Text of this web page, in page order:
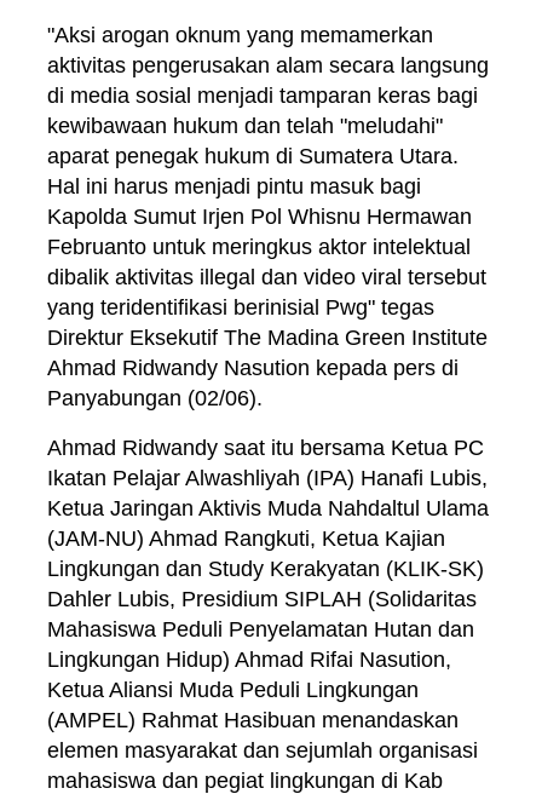
"Aksi arogan oknum yang memamerkan
aktivitas pengerusakan alam secara langsung
di media sosial menjadi tamparan keras bagi
kewibawaan hukum dan telah "meludahi"
aparat penegak hukum di Sumatera Utara.
Hal ini harus menjadi pintu masuk bagi
Kapolda Sumut Irjen Pol Whisnu Hermawan
Februanto untuk meringkus aktor intelektual
dibalik aktivitas illegal dan video viral tersebut
yang teridentifikasi berinisial Pwg" tegas
Direktur Eksekutif The Madina Green Institute
Ahmad Ridwandy Nasution kepada pers di
Panyabungan (02/06).
Ahmad Ridwandy saat itu bersama Ketua PC
Ikatan Pelajar Alwashliyah (IPA) Hanafi Lubis,
Ketua Jaringan Aktivis Muda Nahdaltul Ulama
(JAM-NU) Ahmad Rangkuti, Ketua Kajian
Lingkungan dan Study Kerakyatan (KLIK-SK)
Dahler Lubis, Presidium SIPLAH (Solidaritas
Mahasiswa Peduli Penyelamatan Hutan dan
Lingkungan Hidup) Ahmad Rifai Nasution,
Ketua Aliansi Muda Peduli Lingkungan
(AMPEL) Rahmat Hasibuan menandaskan
elemen masyarakat dan sejumlah organisasi
mahasiswa dan pegiat lingkungan di Kab